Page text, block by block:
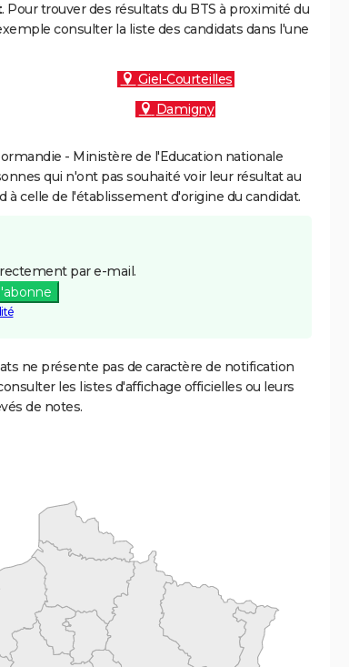
. Pour trouver des résultats du BTS à proximité du
consulter la liste des candidats dans l'une
Giel-Courteilles
Damigny
- Ministère de l'Education nationale
qui n'ont pas souhaité voir leur résultat au
à celle de l'établissement d'origine du candidat.
par e-mail.
ne présente pas de caractère de notification
les listes d'affichage officielles ou leurs
de notes.